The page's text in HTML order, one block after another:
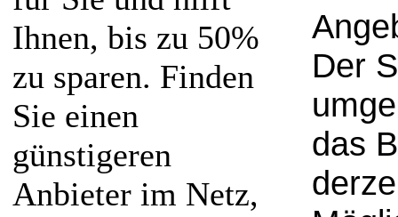
Ihnen, bis zu 50%
zu sparen. Finden
Sie einen
günstigeren
Anbieter im Netz,
Der
das